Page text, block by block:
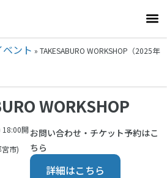
ント » TAKESABURO WORKSHOP（2025年
WORKSHOP
18:00開
宮市)
お問い合わせ・チケット予約はこ
ちら
詳細はこちら